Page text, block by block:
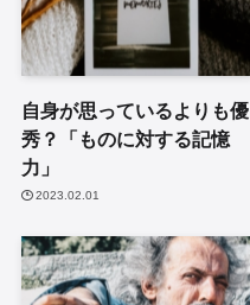
自身が思っているよりも優
秀？「ものに対する記憶
力」
2023.02.01